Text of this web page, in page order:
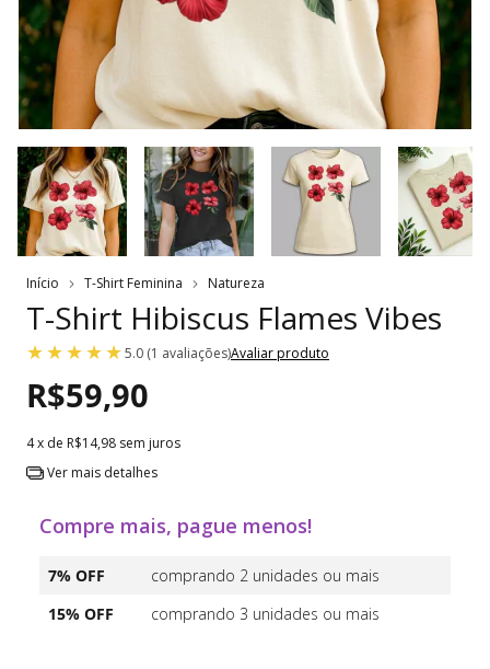
Início T-Shirt Feminina Natureza
T-Shirt Hibiscus Flames Vibes
5.0 (1 avaliações)Avaliar produto
R$59,90
4x de R$14,98 sem juros
Ver mais detalhes
Compre mais, pague menos!
7% OFF
comprando 2 unidades ou mais
15% OFF
comprando 3 unidades ou mais